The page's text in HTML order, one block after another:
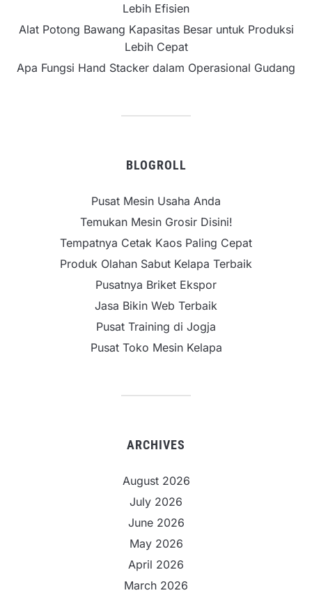
Lebih Efisien
Alat Potong Bawang Kapasitas Besar untuk Produksi
Lebih Cepat
Apa Fungsi Hand Stacker dalam Operasional Gudang
BLOGROLL
Pusat Mesin Usaha Anda
Temukan Mesin Grosir Disini!
Tempatnya Cetak Kaos Paling Cepat
Produk Olahan Sabut Kelapa Terbaik
Pusatnya Briket Ekspor
Jasa Bikin Web Terbaik
Pusat Training di Jogja
Pusat Toko Mesin Kelapa
ARCHIVES
August 2026
July 2026
June 2026
May 2026
April 2026
March 2026